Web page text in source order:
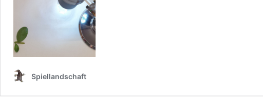
Spiellandschaft